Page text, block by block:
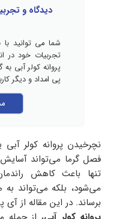
دیدگاه و
شما می توانید
تجربیات خود در
پروانه کولر آبی به
پی امداد و دیگر
نچرخیدن پروانه کولر
فصل گرما می‌تواند
تنها باعث کاهش
می‌شود، بلکه می‌تواند به
برساند. در این مقاله از آی